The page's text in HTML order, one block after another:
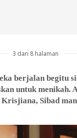
3 dari 8 halaman
berjalan begitu
untuk menikah.
Sibad